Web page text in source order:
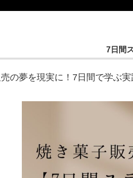
7日間
の夢を現実に！7日間で学ぶ実